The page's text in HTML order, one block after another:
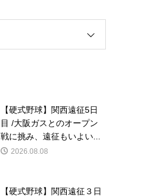
【硬式野球】関西遠征5日
目 /大阪ガスとのオープン
戦に挑み、遠征もいよい...
2026.08.08
【硬式野球】関西遠征３日